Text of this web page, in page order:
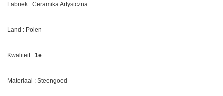
Fabriek : Ceramika Artystczna
Land : Polen
Kwaliteit : 1e
Materiaal : Steengoed